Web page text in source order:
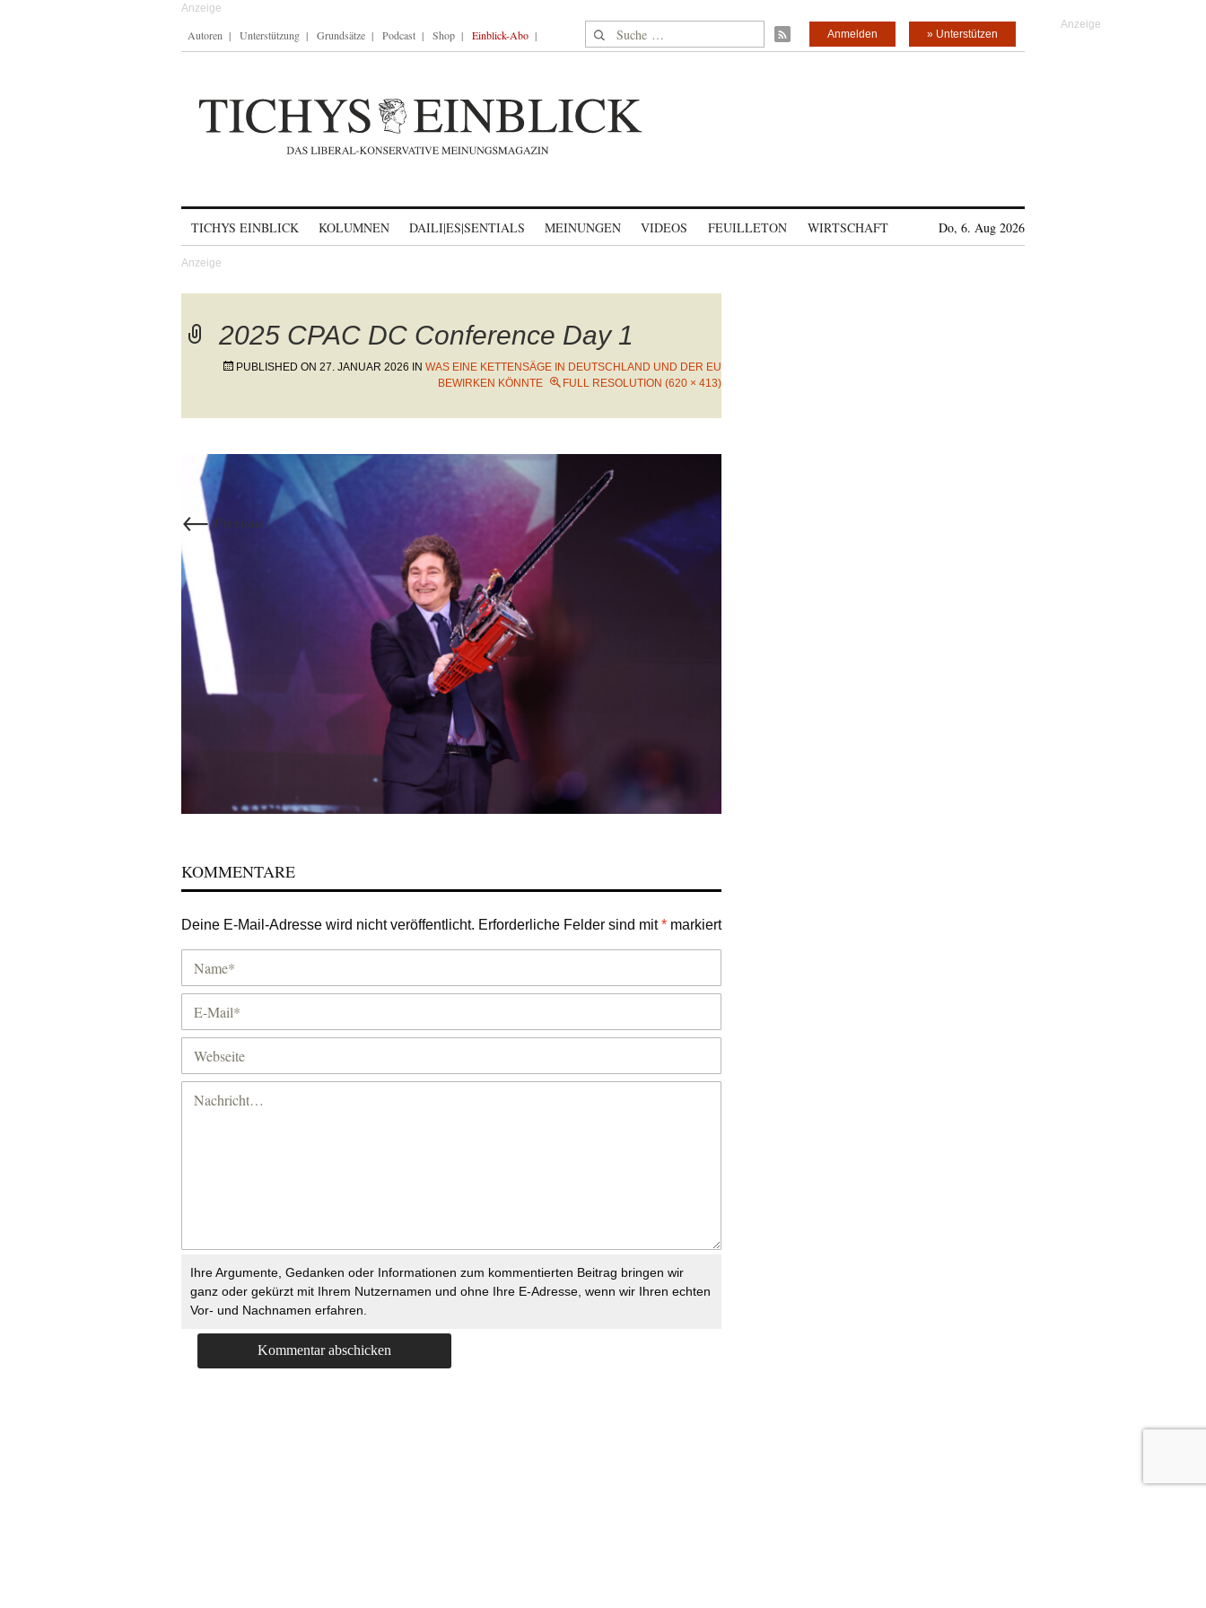
Autoren Unterstützung Grundsätze Podcast Shop Einblick-Abo Suche nach: » Unterstützen
Anmelden
TICHYS EINBLICK KOLUMNEN DAILI|ES|SENTIALS MEINUNGEN VIDEOS FEUILLETON WIRTSCHAFT Do, 6. Aug 2026
2025 CPAC DC Conference Day 1
PUBLISHED ON 27. JANUAR 2026 IN WAS EINE KETTENSÄGE IN DEUTSCHLAND UND DER EU
BEWIRKEN KÖNNTE
FULL RESOLUTION (620 × 413)
←Previous
KOMMENTARE
Deine E-Mail-Adresse wird nicht veröffentlicht. Erforderliche Felder sind mit* markiert
Ihre Argumente, Gedanken oder Informationen zum kommentierten Beitrag bringen wir
ganz oder gekürzt mit Ihrem Nutzernamen und ohne Ihre E-Adresse, wenn wir Ihren echten
Vor- und Nachnamen erfahren.